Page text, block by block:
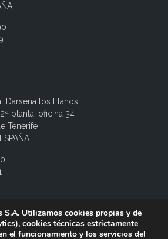
Dársena los Llanos
planta, oficina 34
Tenerife
S.A. Utilizamos cookies propias y de
cookies técnicas estrictamente
el funcionamiento y los servicios del